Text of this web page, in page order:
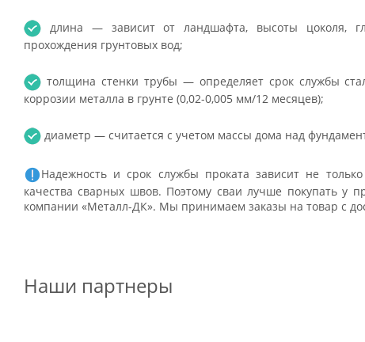
длина — зависит от ландшафта, высоты цоколя,
прохождения грунтовых вод;
толщина стенки трубы — определяет срок службы
коррозии металла в грунте (0,02-0,005 мм/12 месяцев);
диаметр — считается с учетом массы дома над
Надежность и срок службы проката зависит не
качества сварных швов. Поэтому сваи лучше покупать у
компании «Металл-ДК». Мы принимаем заказы на товар с
Наши партнеры